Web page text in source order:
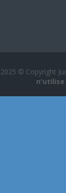
2025 © Copyright
n'utilise